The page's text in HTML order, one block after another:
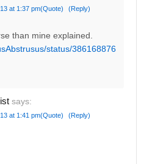
at 1:37 pm(Quote) (Reply)
than mine explained.
status/386168876
says:
at 1:41 pm(Quote) (Reply)